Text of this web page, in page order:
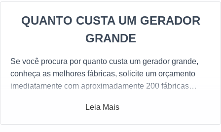
QUANTO CUSTA UM GERADOR
GRANDE
Se você procura por quanto custa um gerador grande,
conheça as melhores fábricas, solicite um orçamento
imediatamente com aproximadamente 200 fábricas
Leia Mais